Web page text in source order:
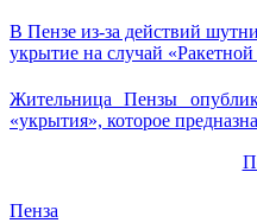
В Пензе из-за действий
укрытие на случай «Ракетной
Жительница Пензы
«укрытия», которое
Пенза